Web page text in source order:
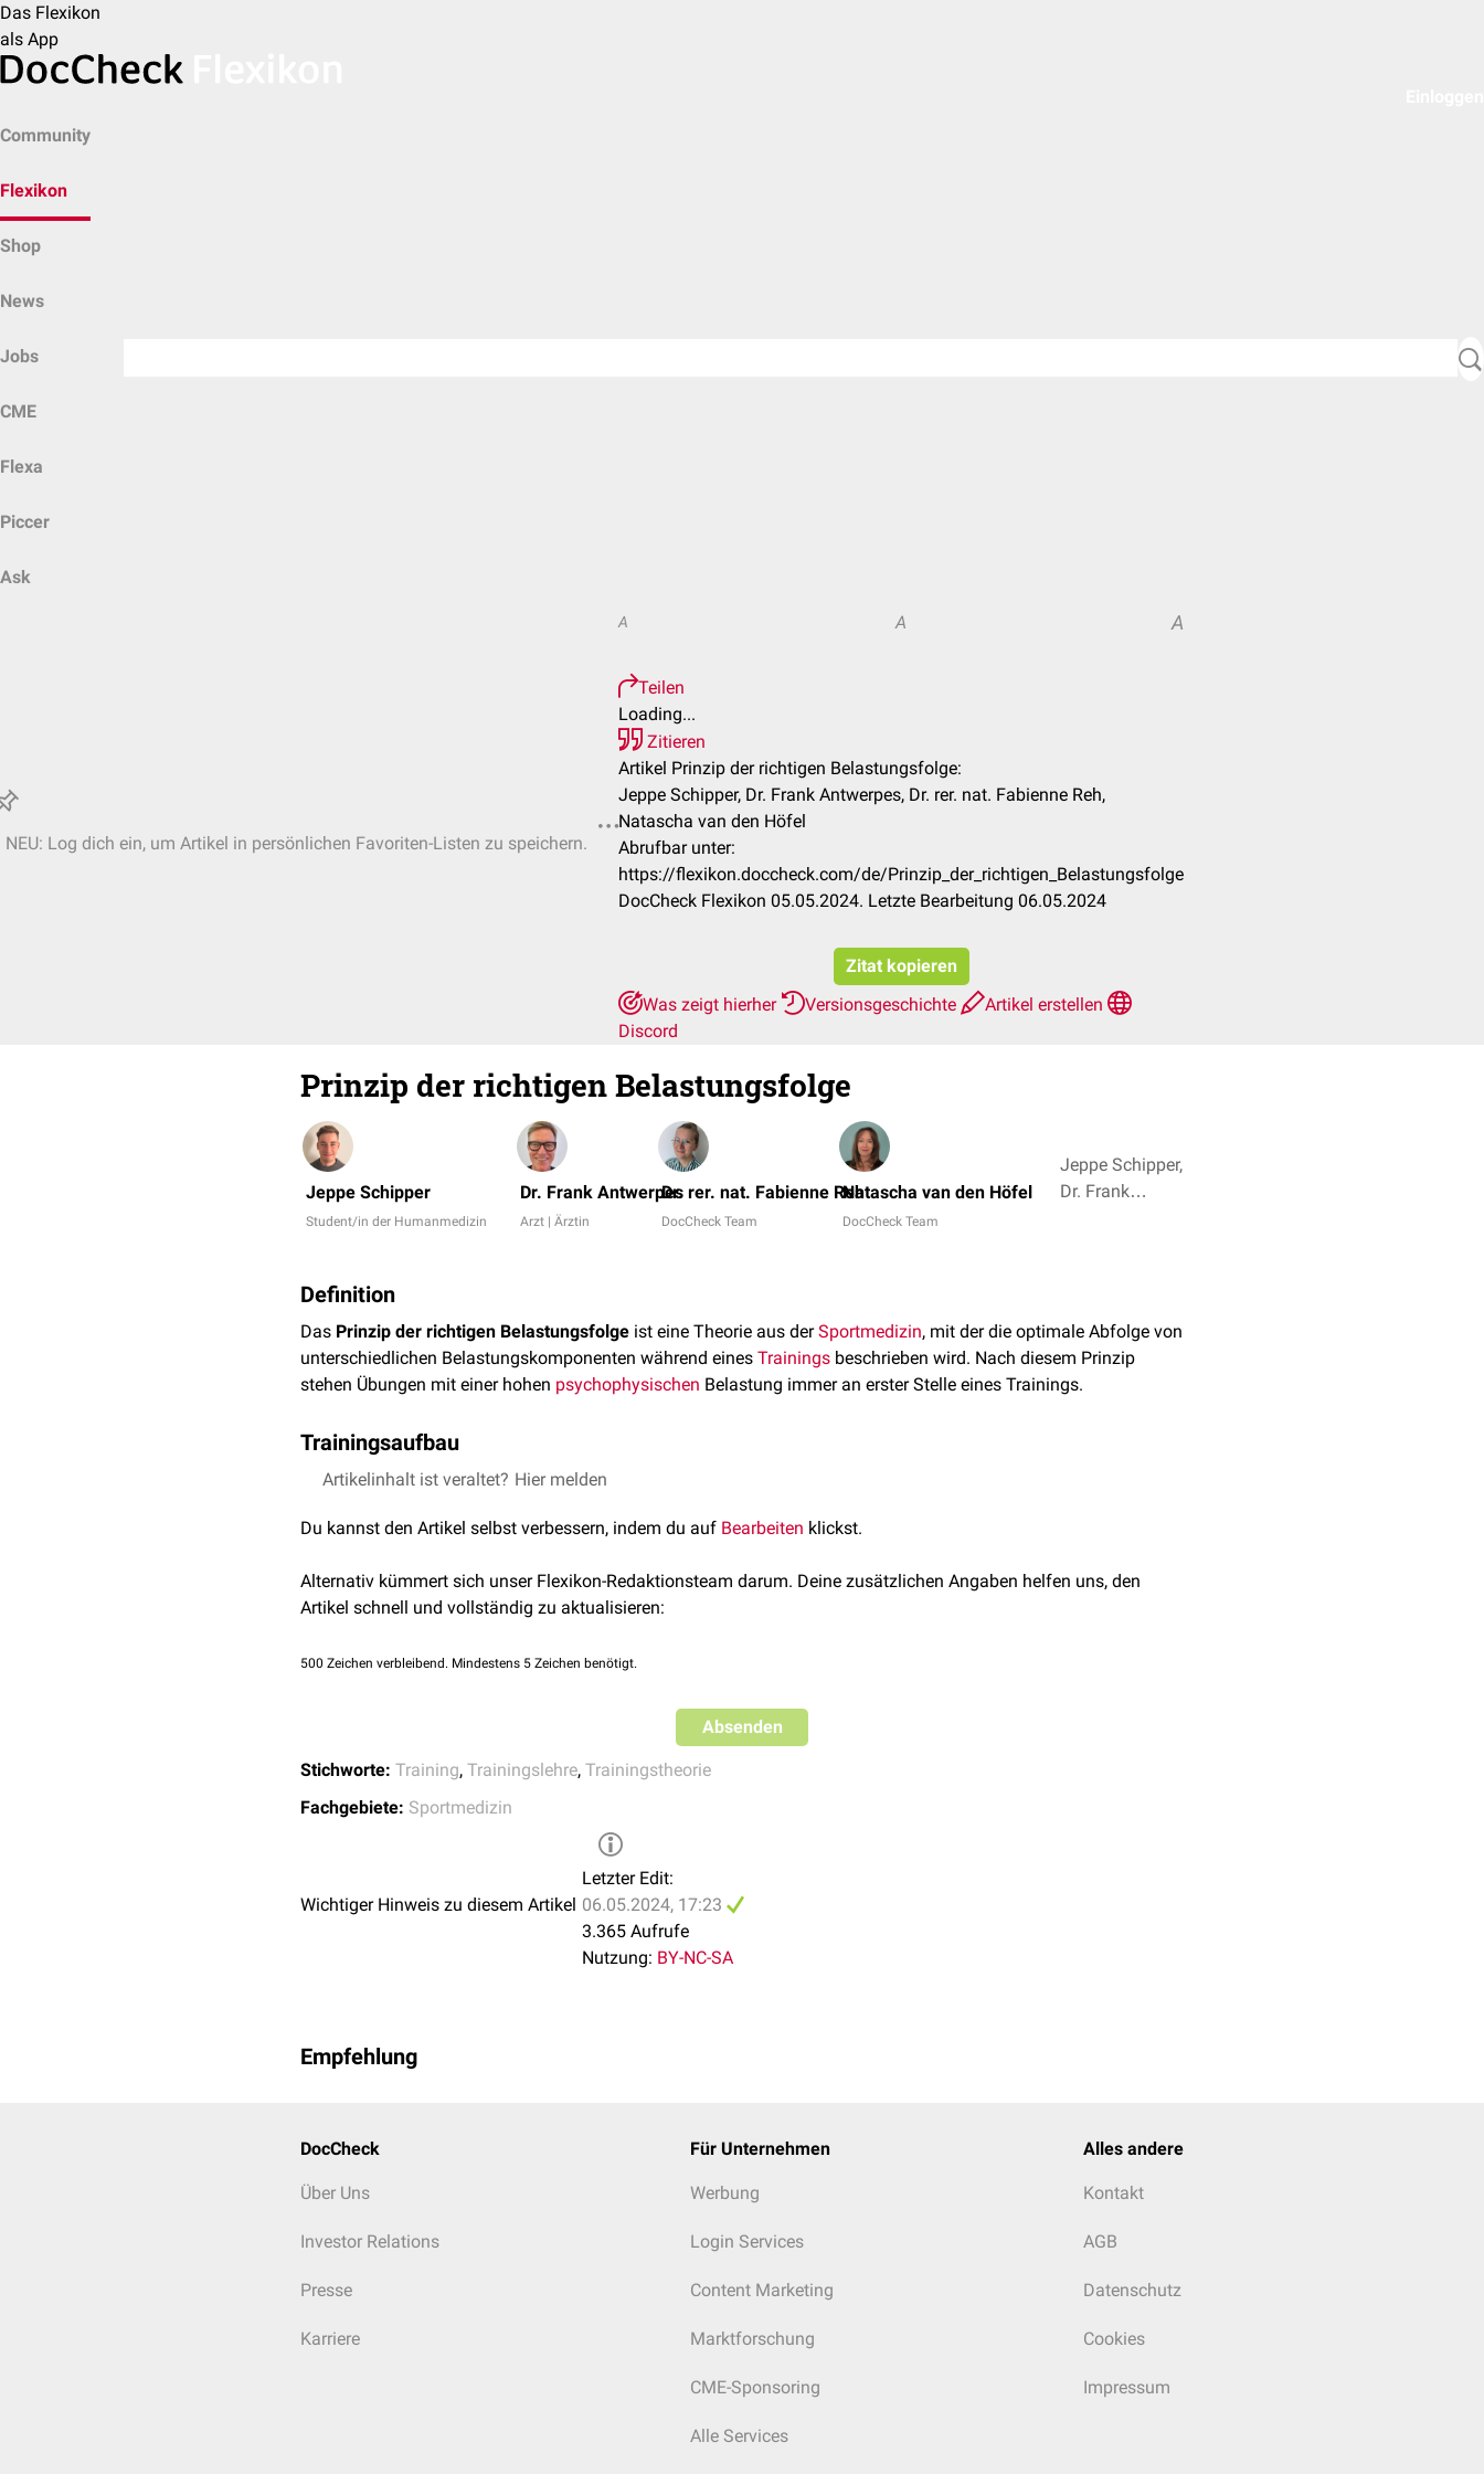
Das Flexikon
als App
Community
Flexikon
Shop
News
Jobs
CME
Flexa
Piccer
Ask
NEU: Log dich ein, um Artikel in persönlichen Favoriten-Listen zu speichern.
A A A
Teilen
Loading...
Zitieren
Artikel Prinzip der richtigen Belastungsfolge:
Jeppe Schipper, Dr. Frank Antwerpes, Dr. rer. nat. Fabienne Reh,
Natascha van den Höfel
Abrufbar unter:
https://flexikon.doccheck.com/de/Prinzip_der_richtigen_Belastungsfolge
DocCheck Flexikon 05.05.2024. Letzte Bearbeitung 06.05.2024
Zitat kopieren
Was zeigt hierher
Versionsgeschichte
Artikel erstellen
Discord
Prinzip der richtigen Belastungsfolge
Jeppe Schipper
Student/in der Humanmedizin
Dr. Frank Antwerpes
Arzt | Ärztin
Dr. rer. nat. Fabienne Reh
DocCheck Team
Natascha van den Höfel
DocCheck Team
Jeppe Schipper,
Dr. Frank
Definition
Das Prinzip der richtigen Belastungsfolge ist eine Theorie aus derSportmedizin, mit der die optimale Abfolge von
unterschiedlichen Belastungskomponenten während eines Trainings beschrieben wird. Nach diesem Prinzip
stehen Übungen mit einer hohen psychophysischen Belastung immer an erster Stelle eines Trainings.
Trainingsaufbau
Das Training ist wie folgt aufgebaut:
Übungen mit einer hohen psychophysischenErmüdung, die eine anschließende vollständige
Koordinationsübungen
Erlernen neuer Techniken
Kraftübungen mit einem hohen Ermüdungsgrad
Übungen mit einem mittleren Ermüdungsgrad, die mit einer
Kraftausdauer
Ausdauerübungen mit einem hohen
Übungen mit einem geringen Ermüdungsgrad
aerobenBereich
Dauermethode
Artikelinhalt ist veraltet? Hier melden
Du kannst den Artikel selbst verbessern, indem du auf Bearbeiten klickst.
Alternativ kümmert sich unser Flexikon-Redaktionsteam darum. Deine zusätzlichen Angaben helfen uns, den
Artikel schnell und vollständig zu aktualisieren:
500 Zeichen verbleibend. Mindestens 5 Zeichen benötigt.
Absenden
Stichworte: Training, Trainingslehre, Trainingstheorie
Fachgebiete: Sportmedizin
Wichtiger Hinweis zu diesem Artikel
Letzter Edit:
06.05.2024, 17:23
3.365 Aufrufe
Nutzung: BY-NC-SA
Empfehlung
DocCheck
Über Uns
Investor Relations
Presse
Karriere
Für Unternehmen
Werbung
Login Services
Content Marketing
Marktforschung
CME-Sponsoring
Alle Services
Alles andere
Kontakt
AGB
Datenschutz
Cookies
Impressum